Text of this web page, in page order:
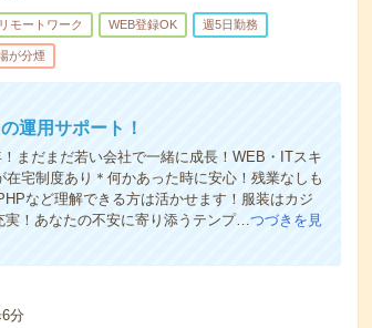
モートワーク WEB登録OK 週5日勤務
が分煙
運用サポート！
まだまだ若い会社で一緒に成長！WEB・ITスキ
宅制度あり＊何かあった時に安心！残業なしも
など理解できる方は活かせます！服装はカジ
実！あなたの不安に寄り添うテンプ…つづきを見
分